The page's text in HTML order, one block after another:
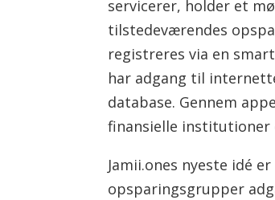
servicerer, holder et
tilstedeværendes
registreres via en
har adgang til
database. Gennem
finansielle institutioner
Jamii.ones nyeste idé
opsparingsgrupper